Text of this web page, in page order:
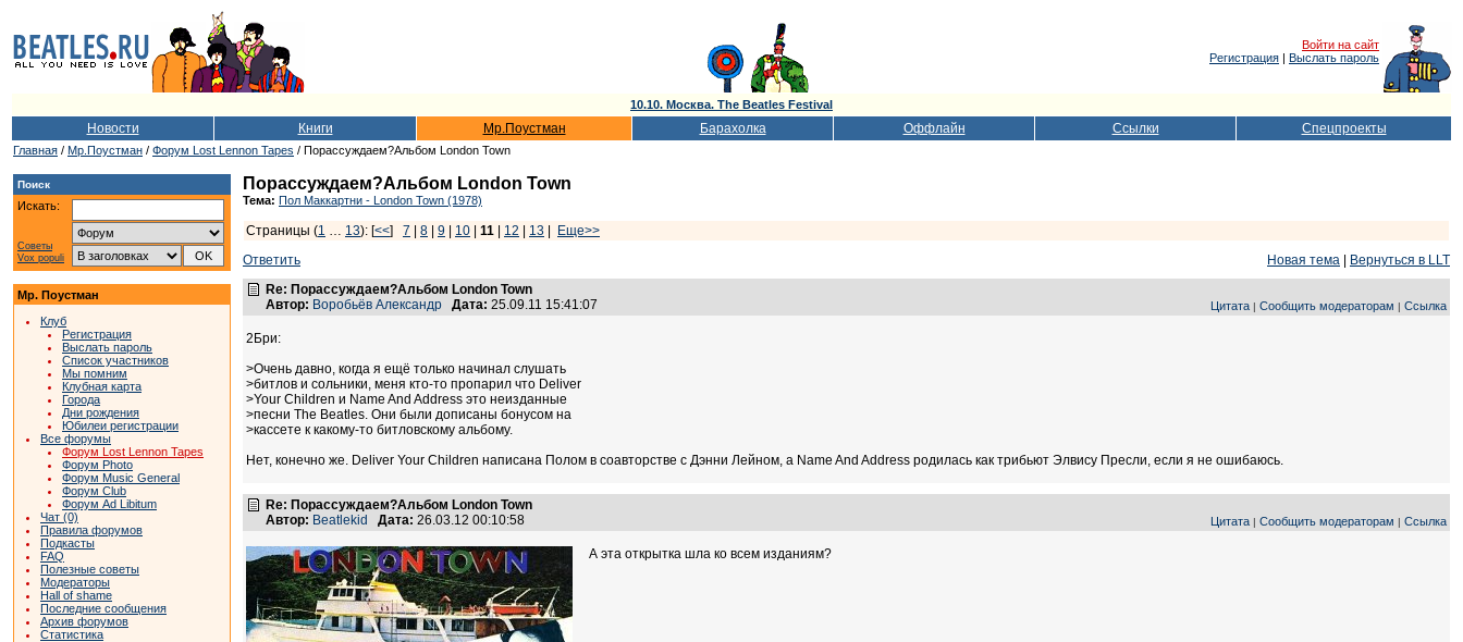
Войти на сайт
Регистрация | Выслать пароль
10.10. Москва. The Beatles Festival
Новости Книги Мр.Поустман Барахолка Оффлайн Ссылки Спецпроекты
Главная / Мр.Поустман / Форум Lost Lennon Tapes / Порассуждаем?Альбом London Town
Поиск
Искать:
Советы
Vox populi
Мр. Поустман
Клуб
Регистрация
Выслать пароль
Список участников
Мы помним
Клубная карта
Города
Дни рождения
Юбилеи регистрации
Все форумы
Форум Lost Lennon Tapes
Форум Photo
Форум Music General
Форум Club
Форум Ad Libitum
Чат (0)
Правила форумов
Подкасты
FAQ
Полезные советы
Модераторы
Hall of shame
Последние сообщения
Архив форумов
Статистика
Порассуждаем?Альбом London Town
Тема: Пол Маккартни - London Town (1978)
Страницы (1 … 13): [<<] 7 8 9 10 11 12 13
Еще>>
Ответить
Новая тема
Вернуться в LLT
Re: Порассуждаем?Альбом London Town
Автор: Воробьёв Александр Дата: 25.09.11 15:41:07 Цитата | Сообщить модераторам | Ссылка
2Бри:
>Очень давно, когда я ещё только начинал слушать
>битлов и сольники, меня кто-то пропарил что Deliver
>Your Children и Name And Address это неизданные
>песни The Beatles. Они были дописаны бонусом на
>кассете к какому-то битловскому альбому.
Нет, конечно же. Deliver Your Children написана Полом в соавторстве с Дэнни Лейном, а Name And Address родилась как трибьют Элвису Пресли, если я не ошибаюсь.
Re: Порассуждаем?Альбом London Town
Автор: Beatlekid Дата: 26.03.12 00:10:58 Цитата | Сообщить модераторам | Ссылка
А эта открытка шла ко всем изданиям?